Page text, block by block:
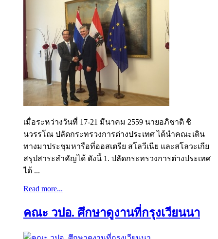
เมื่อระหว่างวันที่ 17-21 มีนาคม 2559 นายอภิชาติ ชิ
นวรรโณ ปลัดกระทรวงการต่างประเทศ ได้นำคณะเดิน
ทางมาประชุมหารือที่ออสเตรีย สโลวีเนีย และสโลวะเกีย
สรุปสาระสำคัญได้ ดังนี้ 1. ปลัดกระทรวงการต่างประเทศ
ได้ ...
Read more...
คณะ วปอ. ศึกษาดูงานที่กรุงเวียนนา